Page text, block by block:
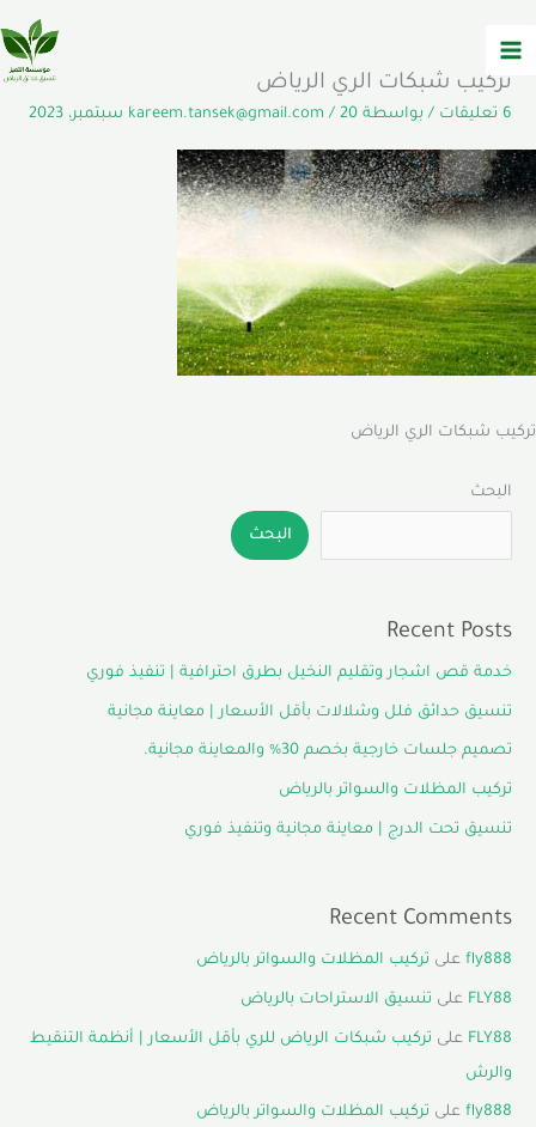
إلى
المحتوى
البحث
البحث
Recent Posts
خدمة قص اشجار وتقليم النخيل بطرق احترافية | تنفيذ فوري
تنسيق حدائق فلل وشلالات بأقل الأسعار | معاينة مجانية
تصميم جلسات خارجية بخصم 30% والمعاينة مجانية.
تركيب المظلات والسواتر بالرياض
تنسيق تحت الدرج | معاينة مجانية وتنفيذ فوري
Recent Comments
fly888 على تركيب المظلات والسواتر بالرياض
FLY88 على تنسيق الاستراحات بالرياض
FLY88 على تركيب شبكات الرياض للري بأقل الأسعار | أنظمة التنقيط
والرش
fly888 على تركيب المظلات والسواتر بالرياض
تركيب شبكات الري الرياض
6 تعليقات / بواسطة kareem.tansek@gmail.com/ 20 سبتمبر، 2023
تركيب شبكات الري الرياض